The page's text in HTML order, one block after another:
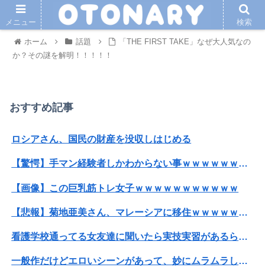
ホーム 話題
「THE FIRST TAKE」なぜ大人気なの
か？その謎を解明！！！！！
おすすめ記事
ロシアさん、国民の財産を没収しはじめる
【驚愕】手マン経験者しかわからない事ｗｗｗｗｗｗｗｗｗｗｗｗwwww
【画像】この巨乳筋トレ女子ｗｗｗｗｗｗｗｗｗｗｗ
【悲報】菊地亜美さん、マレーシアに移住ｗｗｗｗｗｗｗｗｗｗｗｗｗｗｗｗｗｗｗｗｗｗｗｗｗ
看護学校通ってる女友達に聞いたら実技実習があるらしい→こうなるwww
一般作だけどエロいシーンがあって、妙にムラムラしてしまった作品
メニュー 検索